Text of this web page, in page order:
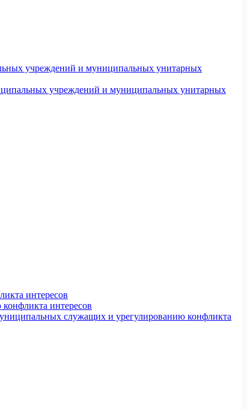
учреждений и муниципальных унитарных
учреждений и муниципальных унитарных
интересов
интересов
служащих и урегулированию конфликта